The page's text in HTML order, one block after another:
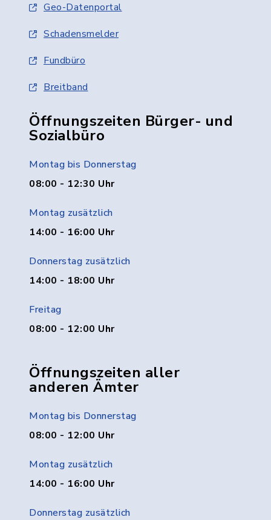
Geo-Datenportal
Schadensmelder
Fundbüro
Breitband
Öffnungszeiten Bürger- und
Sozialbüro
Montag bis Donnerstag
08:00 - 12:30 Uhr
Montag zusätzlich
14:00 - 16:00 Uhr
Donnerstag zusätzlich
14:00 - 18:00 Uhr
Freitag
08:00 - 12:00 Uhr
Öffnungszeiten aller
anderen Ämter
Montag bis Donnerstag
08:00 - 12:00 Uhr
Montag zusätzlich
14:00 - 16:00 Uhr
Donnerstag zusätzlich